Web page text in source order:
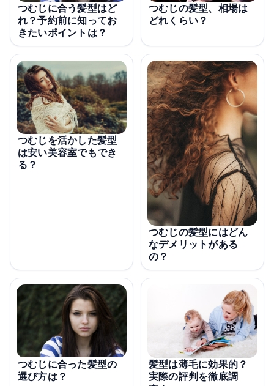
つむじに合う髪型はど
れ？予約前に知ってお
きたいポイントは？
つむじの髪型、相場は
どれくらい？
つむじを活かした髪型
は安い美容室でもでき
る？
つむじの髪型にはどん
なデメリットがある
の？
つむじに合った髪型の
選び方は？
髪型は薄毛に効果的？
実際の評判を徹底調